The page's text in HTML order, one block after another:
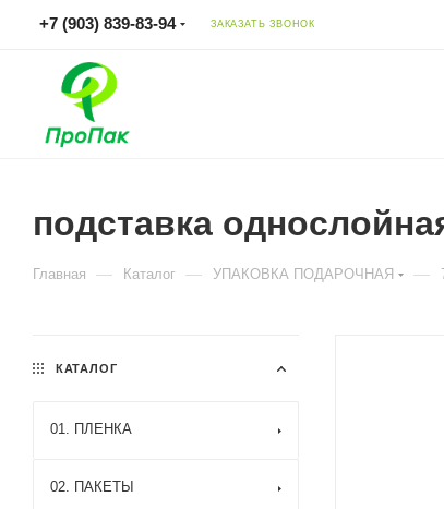
+7 (903) 839-83-94 ЗАКАЗАТЬ ЗВОНОК
подставка
Главная — Каталог — УПАКОВКА ПОДАРОЧНАЯ —
КАТАЛОГ
01. ПЛЕНКА
02. ПАКЕТЫ